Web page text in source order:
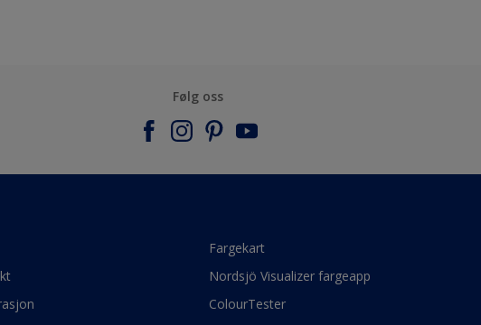
Følg oss
Fargekart
Nordsjö Visualizer fargeapp
ColourTester